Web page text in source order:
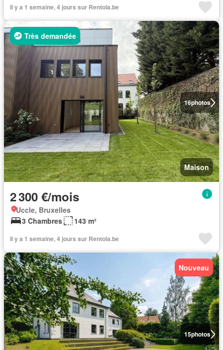
Il y a 1 semaine, 4 jours sur Rentola.be
16photos
Très demandée
Maison
2 300 €/mois
Uccle, Bruxelles
3 Chambres
143 m²
Il y a 1 semaine, 4 jours sur Rentola.be
15photos
Nouveau